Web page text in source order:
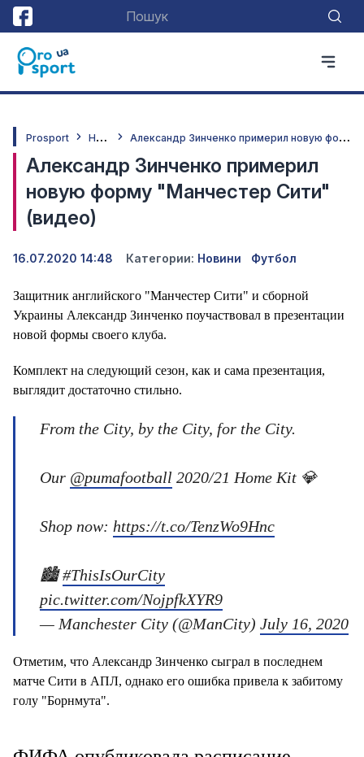
Prosport Н
овини А
лександр Зинченко примерил новую форму "Манчестер Сити" (видео)
Александр Зинченко примерил
новую форму "Манчестер Сити"
(видео)
16.07.2020 14:48 Категории: Новини Футбол
Защитник английского "Манчестер Сити" и сборной
Украины Александр Зинченко поучаствовал в презентации
новой формы своего клуба.
Комплект на следующий сезон, как и сама презентация,
выглядит достаточно стильно.
From the City, by the City, for the City.
Our @pumafootball 2020/21 Home Kit 💎
Shop now: https://t.co/TenzWo9Hnc
🏙#ThisIsOurCity
pic.twitter.com/NojpfkXYR9
— Manchester City (@ManCity) July 16, 2020
Отметим, что Александр Зинченко сыграл в последнем
матче Сити в АПЛ, однако его ошибка привела к забитому
голу "Борнмута".